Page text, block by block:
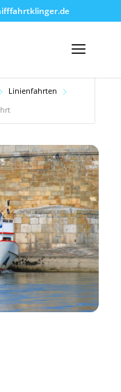
Linienfahrten